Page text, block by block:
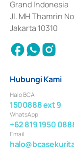
Grand Indonesia
Jl. MH Thamrin
Jakarta 10310
Hubungi Kami
Halo BCA
1500888 ext 9
WhatsApp
+62 819 1950
Email